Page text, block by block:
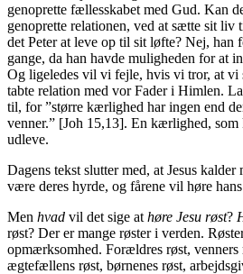
genoprette fællesskabet med Gud. Kan
genoprette relationen, ved at sætte sit liv
det Peter at leve op til sit løfte? Nej, han
gange, da han havde muligheden for at
Og ligeledes vil vi fejle, hvis vi tror, at vi
tabte relation med vor Fader i Himlen.
til, for ”større kærlighed har ingen end
venner.” [Joh 15,13]. En kærlighed, som
udleve.
Dagens tekst slutter med, at Jesus kalder
være deres hyrde, og fårene vil høre
Men hvad vil det sige at høre Jesu røst?
røst? Der er mange røster i verden.
opmærksomhed. Forældres røst, venners
ægtefællens røst, børnenes røst,